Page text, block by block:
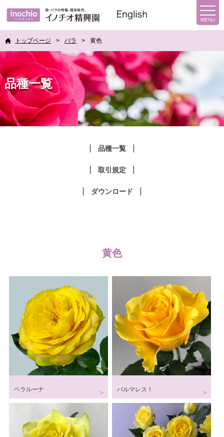
トップページ バラ 黄色
品種一覧
品種一覧
取引規定
ダウンロード
黄色
ベラルーナ パルマレス！